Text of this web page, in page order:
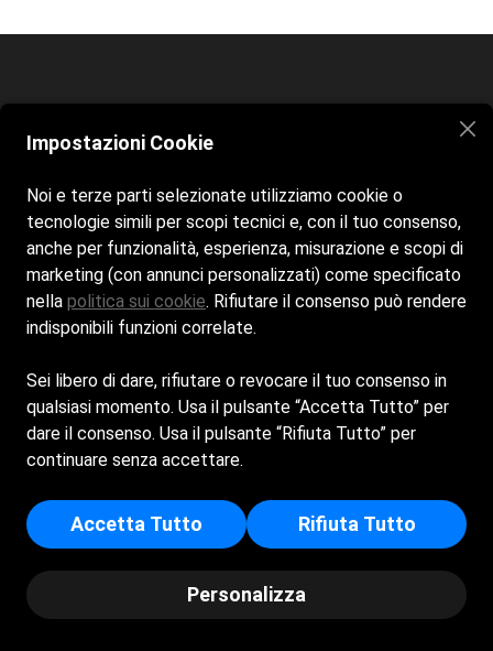
Cookie Policy
Privacy Policy
GIOMA 2013 DI FELLETI JONATHAN - Sede Legale: CORSO
VALPARAISO 5 - 16043 - CHIAVARI (GE - Iscritta al registro delle
imprese di Genova - p.i/c.f: 02817390996 - Numero REA: GE -
513112
Impostazioni Cookie
Noi e terze parti selezionate utilizziamo cookie o
tecnologie simili per scopi tecnici e, con il tuo consenso,
anche per funzionalità, esperienza, misurazione e scopi di
marketing (con annunci personalizzati) come specificato
nella politica sui cookie. Rifiutare il consenso può rendere
indisponibili funzioni correlate.
Sei libero di dare, rifiutare o revocare il tuo consenso in
qualsiasi momento. Usa il pulsante “Accetta Tutto” per
dare il consenso. Usa il pulsante “Rifiuta Tutto” per
continuare senza accettare.
Accetta Tutto Rifiuta Tutto
Personalizza